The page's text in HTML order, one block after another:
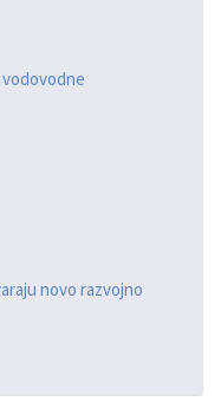
novo razvojno